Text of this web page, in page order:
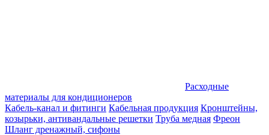
Расходные
материалы для кондиционеров
Кабель-канал и фитинги Кабельная продукция Кронштейны,
козырьки, антивандальные решетки Труба медная Фреон
Шланг дренажный, сифоны